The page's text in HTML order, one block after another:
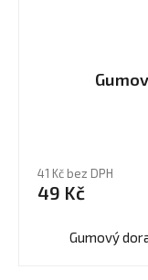
produktu
je
41 Kč bez DPH
49 Kč
Gumový